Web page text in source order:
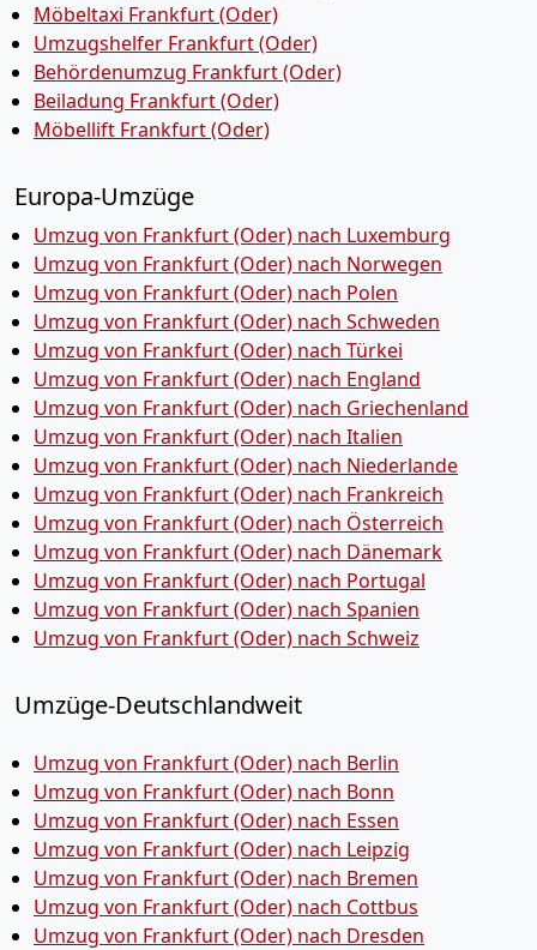
Möbeltaxi Frankfurt (Oder)
Umzugshelfer Frankfurt (Oder)
Behördenumzug Frankfurt (Oder)
Beiladung Frankfurt (Oder)
Möbellift Frankfurt (Oder)
Europa-Umzüge
Umzug von Frankfurt (Oder) nach Luxemburg
Umzug von Frankfurt (Oder) nach Norwegen
Umzug von Frankfurt (Oder) nach Polen
Umzug von Frankfurt (Oder) nach Schweden
Umzug von Frankfurt (Oder) nach Türkei
Umzug von Frankfurt (Oder) nach England
Umzug von Frankfurt (Oder) nach Griechenland
Umzug von Frankfurt (Oder) nach Italien
Umzug von Frankfurt (Oder) nach Niederlande
Umzug von Frankfurt (Oder) nach Frankreich
Umzug von Frankfurt (Oder) nach Österreich
Umzug von Frankfurt (Oder) nach Dänemark
Umzug von Frankfurt (Oder) nach Portugal
Umzug von Frankfurt (Oder) nach Spanien
Umzug von Frankfurt (Oder) nach Schweiz
Umzüge-Deutschlandweit
Umzug von Frankfurt (Oder) nach Berlin
Umzug von Frankfurt (Oder) nach Bonn
Umzug von Frankfurt (Oder) nach Essen
Umzug von Frankfurt (Oder) nach Leipzig
Umzug von Frankfurt (Oder) nach Bremen
Umzug von Frankfurt (Oder) nach Cottbus
Umzug von Frankfurt (Oder) nach Dresden